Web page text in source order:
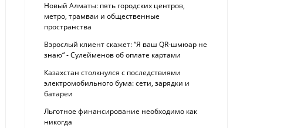
Новый Алматы: пять городских центров,
метро, трамваи и общественные
пространства
Взрослый клиент скажет: “Я ваш QR-шмюар не
знаю“ - Сулейменов об оплате картами
Казахстан столкнулся с последствиями
электромобильного бума: сети, зарядки и
батареи
Льготное финансирование необходимо как
никогда